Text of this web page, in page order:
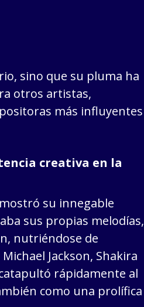
sino que su pluma ha
otros artistas,
más influyentes
creativa en la
su innegable
sus propias melodías,
nutriéndose de
Jackson, Shakira
rápidamente al
como una prolífica